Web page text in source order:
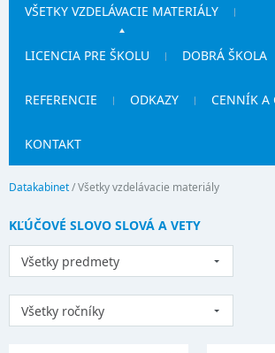
VŠETKY VZDELÁVACIE MATERIÁLY
LICENCIA PRE ŠKOLU DOBRÁ ŠKOLA
REFERENCIE ODKAZY CENNÍK A
KONTAKT
Datakabinet/Všetky vzdelávacie materiály
KĽÚČOVÉ SLOVO SLOVÁ A VETY
Všetky predmety
Všetky ročníky